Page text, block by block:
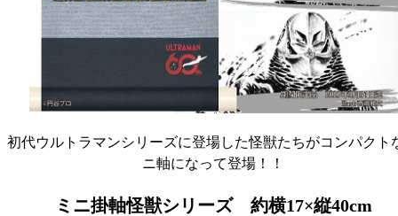
初代ウルトラマンシリーズに登場した怪獣たちがコンパクト
ニ軸になって登場！！
ミニ掛軸怪獣シリーズ 約横17×縦40cm